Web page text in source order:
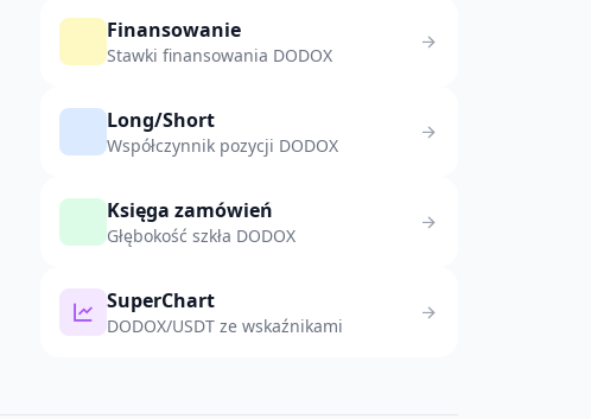
Finansowanie
Stawki finansowania DODOX
Long/Short
Współczynnik pozycji DODOX
Księga zamówień
Głębokość szkła DODOX
SuperChart
DODOX/USDT ze wskaźnikami